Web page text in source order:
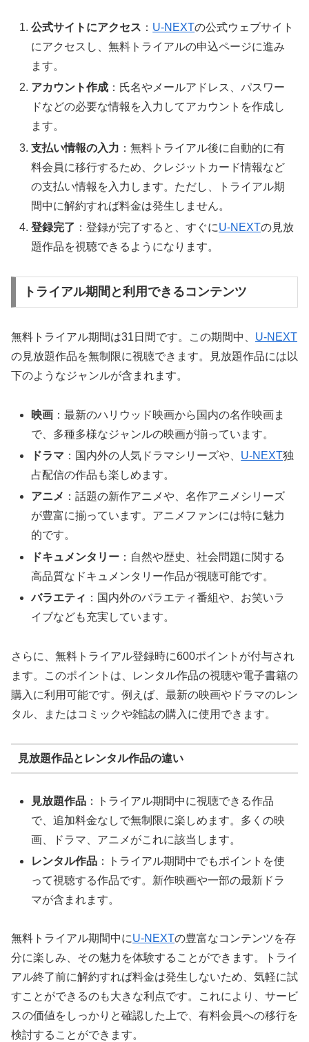
公式サイトにアクセス ： U-NEXTの公式ウェブサイト
にアクセスし、無料トライアルの申込ページに進み
ます。
アカウント作成 ：氏名やメールアドレス、パスワー
ドなどの必要な情報を入力してアカウントを作成し
ます。
支払い情報の入力 ：無料トライアル後に自動的に有
料会員に移行するため、クレジットカード情報など
の支払い情報を入力します。ただし、トライアル期
間中に解約すれば料金は発生しません。
登録完了 ：登録が完了すると、すぐにU-NEXTの見放
題作品を視聴できるようになります。
トライアル期間と利用できるコンテンツ
無料トライアル期間は31日間です。この期間中、 U-NEXT
の見放題作品を無制限に視聴できます。見放題作品には以
下のようなジャンルが含まれます。
映画 ：最新のハリウッド映画から国内の名作映画ま
で、多種多様なジャンルの映画が揃っています。
ドラマ ：国内外の人気ドラマシリーズや、 U-NEXT独
占配信の作品も楽しめます。
アニメ ：話題の新作アニメや、名作アニメシリーズ
が豊富に揃っています。アニメファンには特に魅力
的です。
ドキュメンタリー ：自然や歴史、社会問題に関する
高品質なドキュメンタリー作品が視聴可能です。
バラエティ ：国内外のバラエティ番組や、お笑いラ
イブなども充実しています。
さらに、無料トライアル登録時に600ポイントが付与され
ます。このポイントは、レンタル作品の視聴や電子書籍の
購入に利用可能です。例えば、最新の映画やドラマのレン
タル、またはコミックや雑誌の購入に使用できます。
見放題作品とレンタル作品の違い
見放題作品 ：トライアル期間中に視聴できる作品
で、追加料金なしで無制限に楽しめます。多くの映
画、ドラマ、アニメがこれに該当します。
レンタル作品 ：トライアル期間中でもポイントを使
って視聴する作品です。新作映画や一部の最新ドラ
マが含まれます。
無料トライアル期間中にU-NEXTの豊富なコンテンツを存
分に楽しみ、その魅力を体験することができます。トライ
アル終了前に解約すれば料金は発生しないため、気軽に試
すことができるのも大きな利点です。これにより、サービ
スの価値をしっかりと確認した上で、有料会員への移行を
検討することができます。